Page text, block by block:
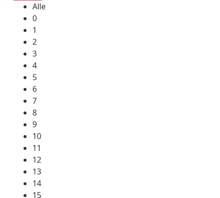
Alle
0
1
2
3
4
5
6
7
8
9
10
11
12
13
14
15